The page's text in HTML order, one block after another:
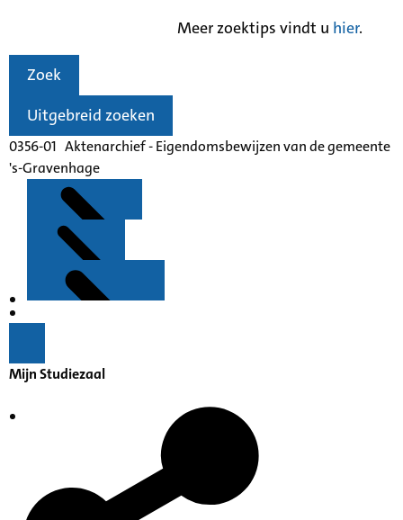
Meer zoektips vindt u hier.
Zoek
Uitgebreid zoeken
0356-01 Aktenarchief - Eigendomsbewijzen van de gemeente
's-Gravenhage
Mijn Studiezaal